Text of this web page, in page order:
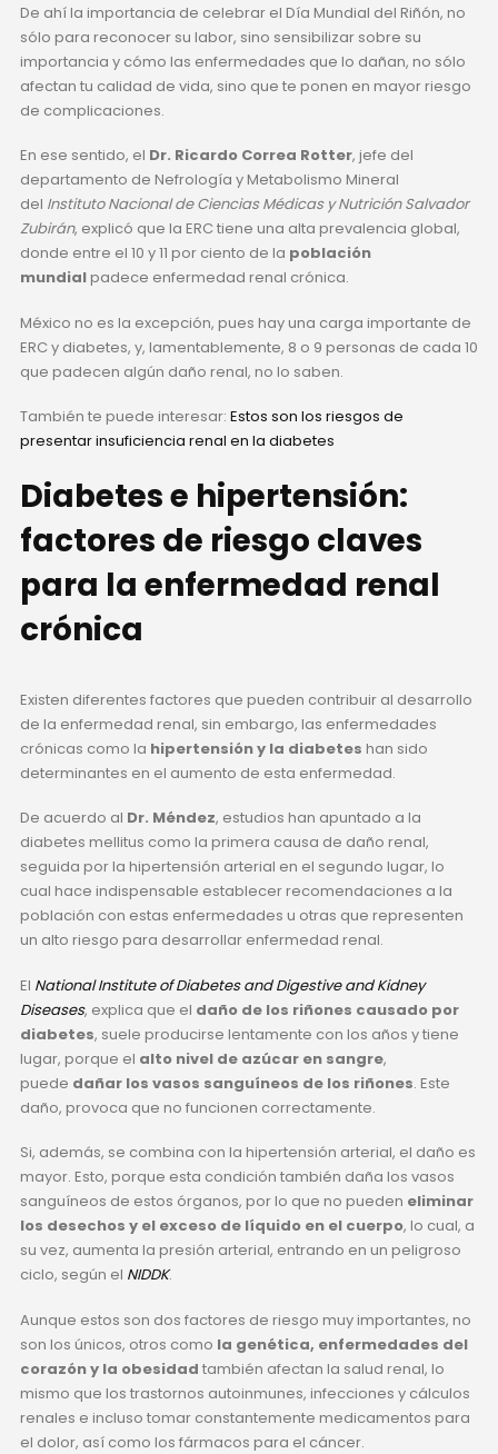
De ahí la importancia de celebrar el Día Mundial del Riñón, no
sólo para reconocer su labor, sino sensibilizar sobre su
importancia y cómo las enfermedades que lo dañan, no sólo
afectan tu calidad de vida, sino que te ponen en mayor riesgo
de complicaciones.
En ese sentido, el Dr. Ricardo Correa Rotter, jefe del
departamento de Nefrología y Metabolismo Mineral
del Instituto Nacional de Ciencias Médicas y Nutrición Salvador
Zubirán, explicó que la ERC tiene una alta prevalencia global,
donde entre el 10 y 11 por ciento de la población
mundialpadece enfermedad renal crónica.
México no es la excepción, pues hay una carga importante de
ERC y diabetes, y, lamentablemente, 8 o 9 personas de cada 10
que padecen algún daño renal, no lo saben.
También te puede interesar: Estos son los riesgos de
presentar insuficiencia renal en la diabetes
Diabetes e hipertensión:
factores de riesgo claves
para la enfermedad renal
crónica
Existen diferentes factores que pueden contribuir al desarrollo
de la enfermedad renal, sin embargo, las enfermedades
crónicas como la hipertensión y la diabetes han sido
determinantes en el aumento de esta enfermedad.
De acuerdo al Dr. Méndez, estudios han apuntado a la
diabetes mellitus como la primera causa de daño renal,
seguida por la hipertensión arterial en el segundo lugar, lo
cual hace indispensable establecer recomendaciones a la
población con estas enfermedades u otras que representen
un alto riesgo para desarrollar enfermedad renal.
El National Institute of Diabetes and Digestive and Kidney
Diseases, explica que el daño de los riñones causado por
diabetes, suele producirse lentamente con los años y tiene
lugar, porque el alto nivel de azúcar en sangre,
puede dañar los vasos sanguíneos de los riñones. Este
daño, provoca que no funcionen correctamente.
Si, además, se combina con la hipertensión arterial, el daño es
mayor. Esto, porque esta condición también daña los vasos
sanguíneos de estos órganos, por lo que no pueden eliminar
los desechos y el exceso de líquido en el cuerpo, lo cual, a
su vez, aumenta la presión arterial, entrando en un peligroso
ciclo, según el NIDDK.
Aunque estos son dos factores de riesgo muy importantes, no
son los únicos, otros como la genética, enfermedades del
corazón y la obesidad también afectan la salud renal, lo
mismo que los trastornos autoinmunes, infecciones y cálculos
renales e incluso tomar constantemente medicamentos para
el dolor, así como los fármacos para el cáncer.